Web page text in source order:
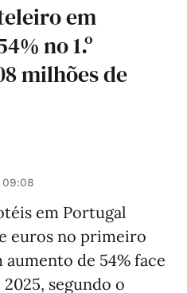
em
no 1.º
milhões de
09:08
em Portugal
euros no primeiro
de 54% face
segundo o